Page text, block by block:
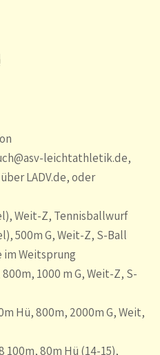
leichtathletik.de,
LADV.de, oder
Weit-Z, Tennisballwurf
500m G, Weit-Z, S-Ball
im Weitsprung
1000 m G, Weit-Z, S-
Hü, 800m, 2000m G, Weit,
100m, 80m Hü (14-15),